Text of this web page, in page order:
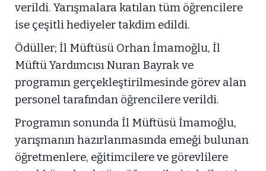
verildi. Yarışmalara katılan tüm öğrencilere
ise çeşitli hediyeler takdim edildi.
Ödüller; İl Müftüsü Orhan İmamoğlu, İl
Müftü Yardımcısı Nuran Bayrak ve
programın gerçekleştirilmesinde görev alan
personel tarafından öğrencilere verildi.
Programın sonunda İl Müftüsü İmamoğlu,
yarışmanın hazırlanmasında emeği bulunan
öğretmenlere, eğitimcilere ve görevlilere